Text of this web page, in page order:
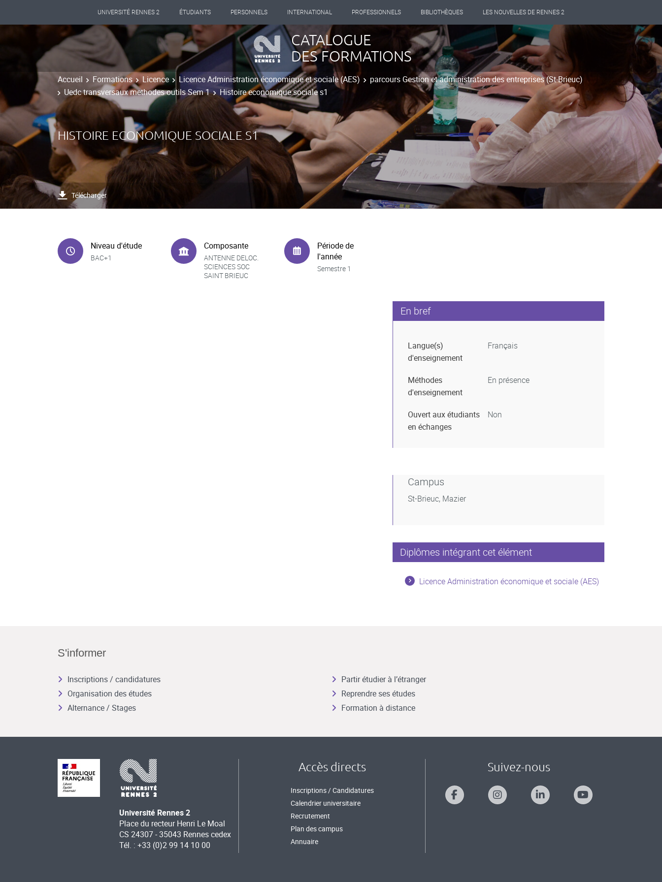
UNIVERSITÉ RENNES 2 ÉTUDIANTS PERSONNELS INTERNATIONAL PROFESSIONNELS BIBLIOTHÈQUES LES NOUVELLES DE RENNES 2
CATALOGUE
DES FORMATIONS
Accueil Formations Licence Licence Administration économique et sociale (AES)
parcours Gestion et administration des entreprises (St-Brieuc)
Uedc transversaux methodes outils Sem 1
Histoire economique sociale s1
HISTOIRE ECONOMIQUE SOCIALE S1
Télécharger
Niveau d'étude
BAC+1
Composante
ANTENNE DELOC.
SCIENCES SOC
SAINT BRIEUC
Période de
l'année
Semestre 1
En bref
Langue(s)
d'enseignement
Français
Méthodes
d'enseignement
En présence
Ouvert aux étudiants
en échanges
Non
Campus
St-Brieuc, Mazier
Diplômes intégrant cet élément
Licence Administration économique et sociale (AES)
S'informer
Inscriptions / candidatures
Organisation des études
Alternance / Stages
Partir étudier à l’étranger
Reprendre ses études
Formation à distance
Université Rennes 2
Place du recteur Henri Le Moal
CS 24307 - 35043 Rennes cedex
Tél. : +33 (0)2 99 14 10 00
Accès directs
Inscriptions / Candidatures
Calendrier universitaire
Recrutement
Plan des campus
Annuaire
Suivez-nous